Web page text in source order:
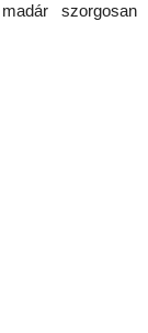
szorgosan